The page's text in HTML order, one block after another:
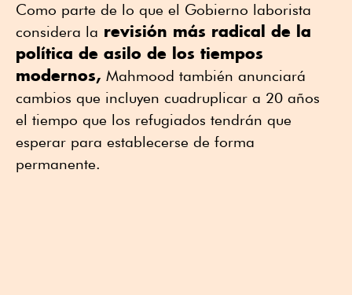
Como parte de lo que el Gobierno laborista
considera la revisión más radical de la
política de asilo de los tiempos
modernos, Mahmood también anunciará
cambios que incluyen cuadruplicar a 20 años
el tiempo que los refugiados tendrán que
esperar para establecerse de forma
permanente.